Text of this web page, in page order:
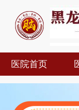
医院首页